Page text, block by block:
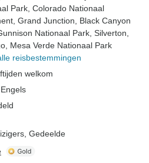
Park , Colorado Nationaal
, Grand Junction , Black Canyon
Nationaal Park , Silverton
, Mesa Verde Nationaal Park
reisbestemmingen
welkom
Gedeelde